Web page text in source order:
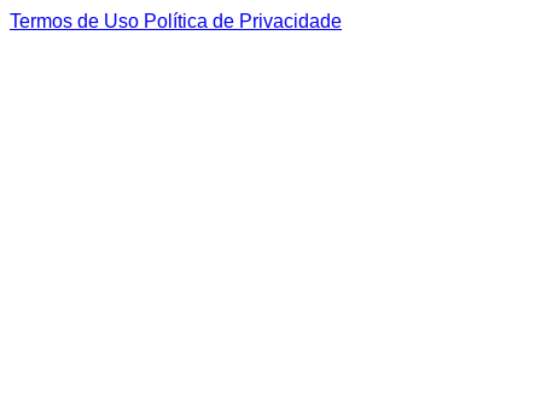
Termos de Uso Política de Privacidade